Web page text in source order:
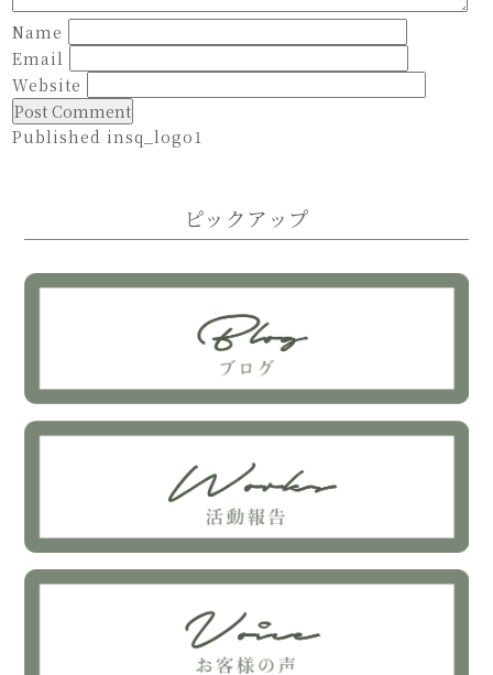
Name
Email
Website
Published insq_logo1
ピックアップ